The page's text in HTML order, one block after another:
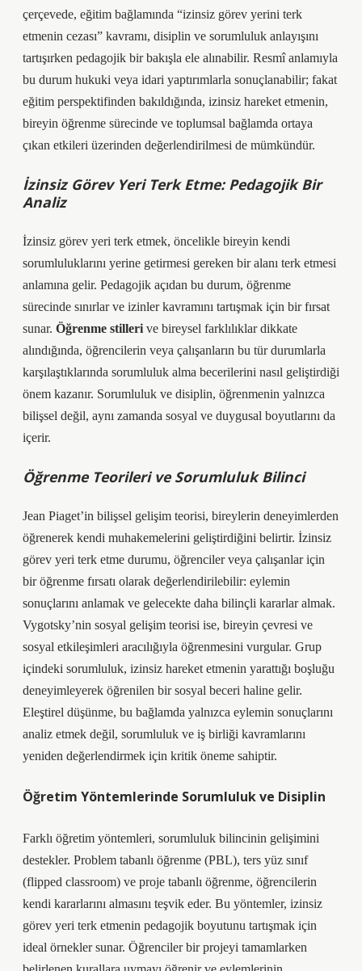
çerçevede, eğitim bağlamında “izinsiz görev yerini terk
etmenin cezası” kavramı, disiplin ve sorumluluk anlayışını
tartışırken pedagojik bir bakışla ele alınabilir. Resmî anlamıyla
bu durum hukuki veya idari yaptırımlarla sonuçlanabilir; fakat
eğitim perspektifinden bakıldığında, izinsiz hareket etmenin,
bireyin öğrenme sürecinde ve toplumsal bağlamda ortaya
çıkan etkileri üzerinden değerlendirilmesi de mümkündür.
İzinsiz Görev Yeri Terk Etme: Pedagojik Bir
Analiz
İzinsiz görev yeri terk etmek, öncelikle bireyin kendi
sorumluluklarını yerine getirmesi gereken bir alanı terk etmesi
anlamına gelir. Pedagojik açıdan bu durum, öğrenme
sürecinde sınırlar ve izinler kavramını tartışmak için bir fırsat
sunar. Öğrenme stilleri ve bireysel farklılıklar dikkate
alındığında, öğrencilerin veya çalışanların bu tür durumlarla
karşılaştıklarında sorumluluk alma becerilerini nasıl geliştirdiği
önem kazanır. Sorumluluk ve disiplin, öğrenmenin yalnızca
bilişsel değil, aynı zamanda sosyal ve duygusal boyutlarını da
içerir.
Öğrenme Teorileri ve Sorumluluk Bilinci
Jean Piaget’in bilişsel gelişim teorisi, bireylerin deneyimlerden
öğrenerek kendi muhakemelerini geliştirdiğini belirtir. İzinsiz
görev yeri terk etme durumu, öğrenciler veya çalışanlar için
bir öğrenme fırsatı olarak değerlendirilebilir: eylemin
sonuçlarını anlamak ve gelecekte daha bilinçli kararlar almak.
Vygotsky’nin sosyal gelişim teorisi ise, bireyin çevresi ve
sosyal etkileşimleri aracılığıyla öğrenmesini vurgular. Grup
içindeki sorumluluk, izinsiz hareket etmenin yarattığı boşluğu
deneyimleyerek öğrenilen bir sosyal beceri haline gelir.
Eleştirel düşünme, bu bağlamda yalnızca eylemin sonuçlarını
analiz etmek değil, sorumluluk ve iş birliği kavramlarını
yeniden değerlendirmek için kritik öneme sahiptir.
Öğretim Yöntemlerinde Sorumluluk ve Disiplin
Farklı öğretim yöntemleri, sorumluluk bilincinin gelişimini
destekler. Problem tabanlı öğrenme (PBL), ters yüz sınıf
(flipped classroom) ve proje tabanlı öğrenme, öğrencilerin
kendi kararlarını almasını teşvik eder. Bu yöntemler, izinsiz
görev yeri terk etmenin pedagojik boyutunu tartışmak için
ideal örnekler sunar. Öğrenciler bir projeyi tamamlarken